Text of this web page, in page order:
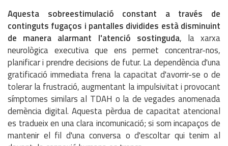
Aquesta sobreestimulació constant a través de
continguts fugaços i pantalles dividides està disminuint
de manera alarmant l'atenció sostinguda, la xarxa
neurològica executiva que ens permet concentrar-nos,
planificar i prendre decisions de futur. La dependència d'una
gratificació immediata frena la capacitat d'avorrir-se o de
tolerar la frustració, augmentant la impulsivitat i provocant
símptomes similars al TDAH o la de vegades anomenada
demència digital. Aquesta pèrdua de capacitat atencional
es tradueix en una clara incomunicació; si som incapaços de
mantenir el fil d'una conversa o d'escoltar qui tenim al